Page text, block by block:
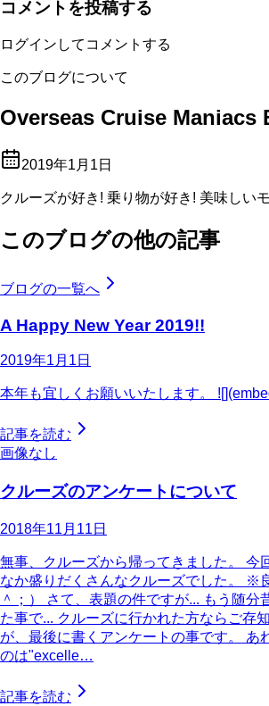
コメントを投稿する
ログインしてコメントする
このブログについて
Overseas Cruise Maniacs
2019年1月1日
クルーズが好き! 乗り物が好き! 美味しい
このブログの他の記事
ブログの一覧へ
A Happy New Year 2019!!
2019年1月1日
本年も宜しくお願いいたします。
記事を読む
画像なし
クルーズのアンケートについて
2018年11月11日
無事、クルーズから帰ってきました。 今
なか盛りだくさんなクルーズでした。 ※
＾；） さて、表題の件ですが... もう随分
た事で... クルーズに行かれた方ならご存
が、最後に書くアンケートの事です。 あ
のは"excelle…
記事を読む